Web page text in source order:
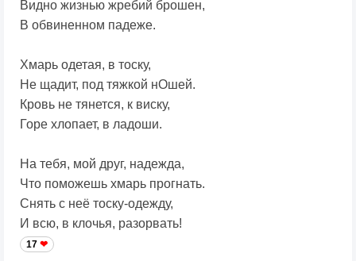
Видно жизнью жребий брошен,
В обвиненном падеже.
Хмарь одетая, в тоску,
Не щадит, под тяжкой нОшей.
Кровь не тянется, к виску,
Горе хлопает, в ладоши.
На тебя, мой друг, надежда,
Что поможешь хмарь прогнать.
Снять с неё тоску-одежду,
И всю, в клочья, разорвать!
17